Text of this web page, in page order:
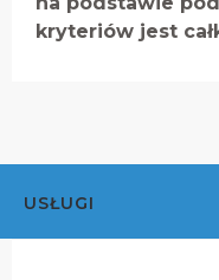
kryteriów jest
USŁUGI